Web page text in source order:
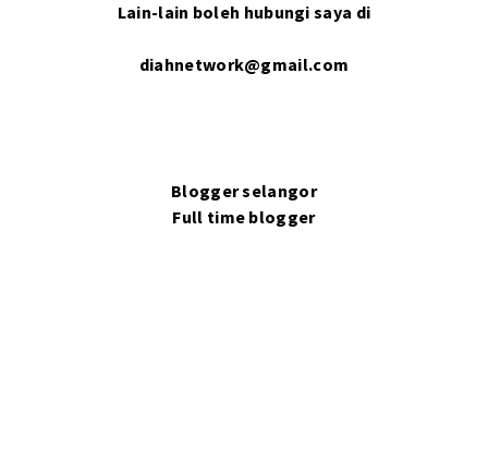
Lain-lain boleh hubungi saya di
diahnetwork@gmail.com
Blogger selangor
Full time blogger